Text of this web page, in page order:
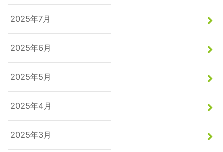
2025年7月
2025年6月
2025年5月
2025年4月
2025年3月